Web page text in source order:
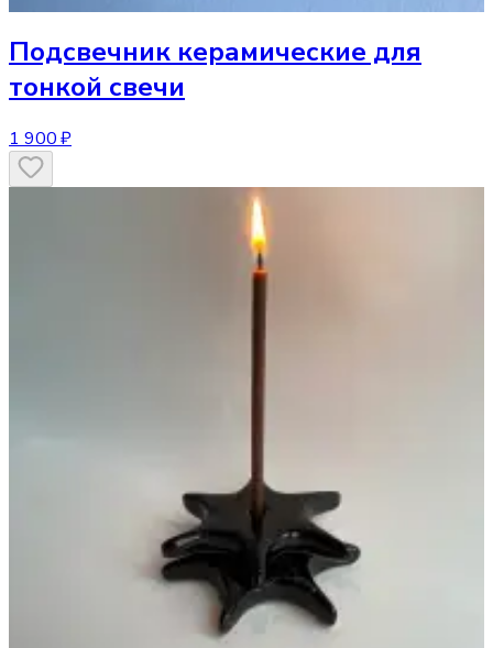
Подсвечник керамические для
тонкой свечи
1 900 ₽